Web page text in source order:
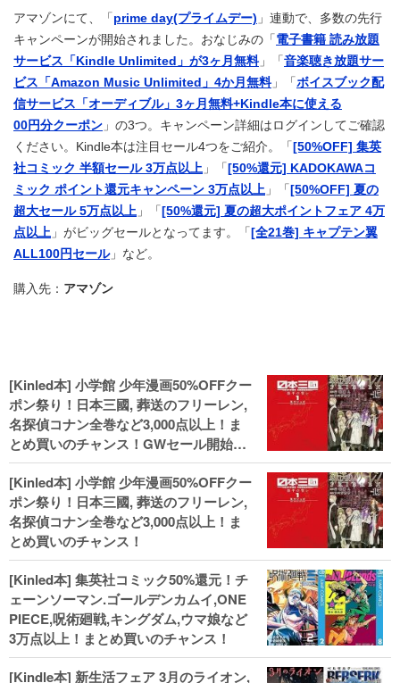
アマゾンにて、「 prime day(プライムデー) 」連動で、多数の先行
キャンペーンが開始されました。おなじみの「 電子書籍 読み放題
サービス「Kindle Unlimited」が3ヶ月無料」「 音楽聴き放題サー
ビス「Amazon Music Unlimited」4か月無料」「 ボイスブック配
信サービス「オーディブル」3ヶ月無料+Kindle本に使える
00円分クーポン 」の3つ。キャンペーン詳細はログインしてご確認
ください。Kindle本は注目セール4つをご紹介。「 [50%OFF] 集英
社コミック 半額セール 3万点以上 」「 [50%還元] KADOKAWAコ
ミック ポイント還元キャンペーン 3万点以上 」「 [50%OFF] 夏の
超大セール 5万点以上 」「 [50%還元] 夏の超大ポイントフェア 4万
点以上 」がビッグセールとなってます。「 [全21巻] キャプテン翼
ALL100円セール」など。
購入先： アマゾン
[Kinled本] 小学館 少年漫画50%OFFクー
ポン祭り！日本三國, 葬送のフリーレン,
名探偵コナン全巻など3,000点以上！ま
とめ買いのチャンス！GWセール開始！
人気コミック多数 カドカワ祭やIT関連本
がセールに！
[Kinled本] 小学館 少年漫画50%OFFクー
ポン祭り！日本三國, 葬送のフリーレン,
名探偵コナン全巻など3,000点以上！ま
とめ買いのチャンス！
[Kinled本] 集英社コミック50%還元！チ
ェーンソーマン.ゴールデンカムイ,ONE
PIECE,呪術廻戦,キングダム,ウマ娘など
3万点以上！まとめ買いのチャンス！
[Kindle本] 新生活フェア 3月のライオン,